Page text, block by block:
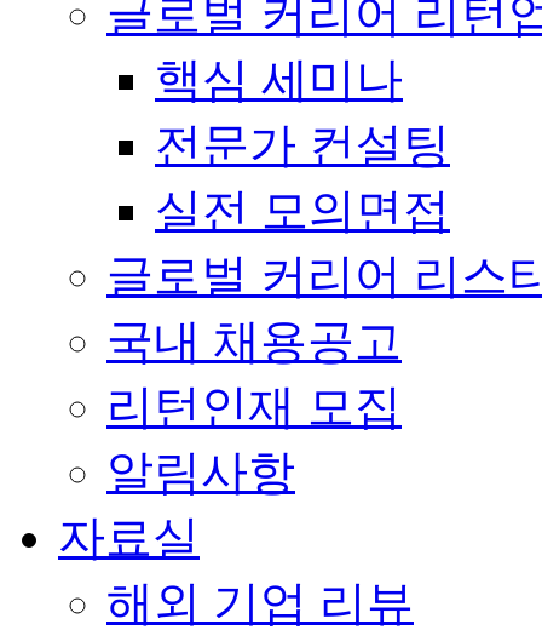
글로벌 커리어 리턴
핵심 세미나
전문가 컨설팅
실전 모의면접
글로벌 커리어 리스
국내 채용공고
리턴인재 모집
알림사항
자료실
해외 기업 리뷰